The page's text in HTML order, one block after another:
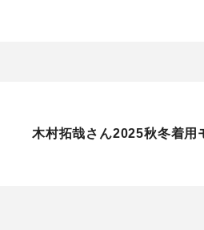
木村拓哉さん2025秋冬着用